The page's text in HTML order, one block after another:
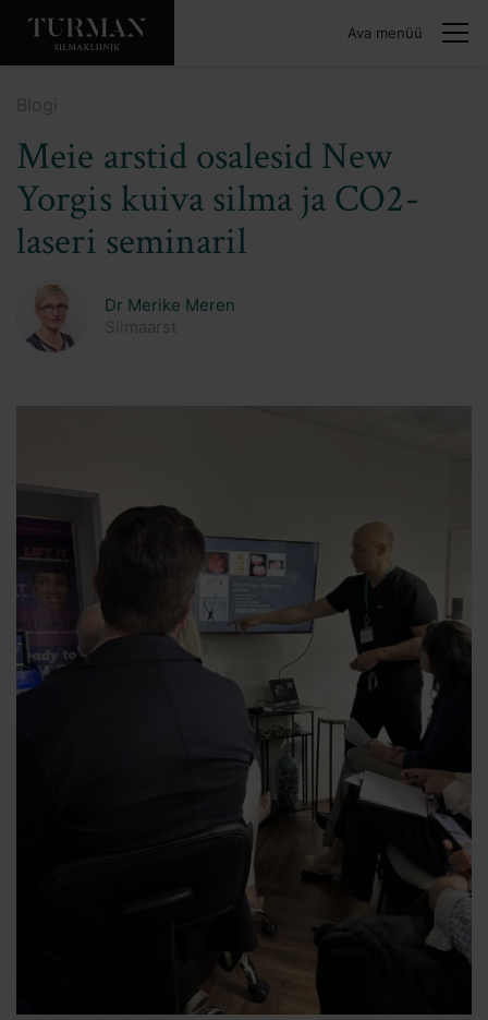
Ava menüü
Blogi
Meie arstid osalesid New
Yorgis kuiva silma ja CO2-
laseri seminaril
Dr Merike Meren
Silmaarst